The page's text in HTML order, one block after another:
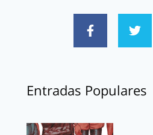
Entradas Populares